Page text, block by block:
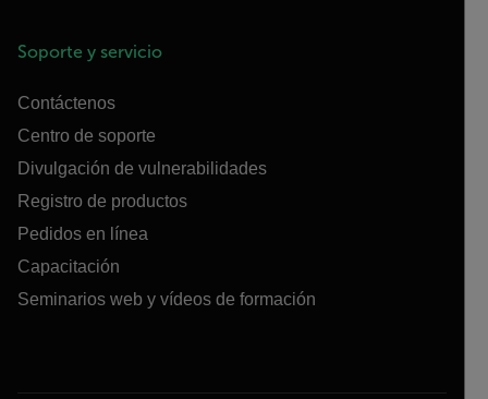
Soporte y servicio
Contáctenos
Centro de soporte
Divulgación de vulnerabilidades
Registro de productos
Pedidos en línea
Capacitación
Seminarios web y vídeos de formación